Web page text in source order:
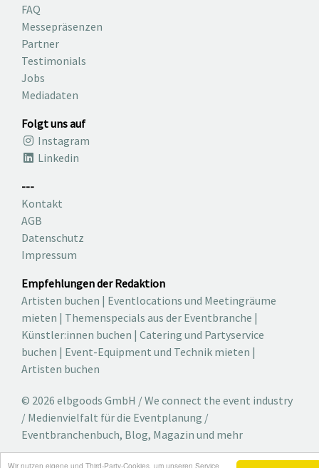
Wir nutzen eigene und Third-Party-Cookies, um unseren Service
FAQ
Messepräsenzen
Partner
Testimonials
Jobs
Mediadaten
Folgt uns auf
Instagram
Linkedin
---
Kontakt
AGB
Datenschutz
Impressum
Empfehlungen der Redaktion
Artisten buchen | Eventlocations und Meetingräume
mieten | Themenspecials aus der Eventbranche |
Künstler:innen buchen | Catering und Partyservice
buchen | Event-Equipment und Technik mieten |
Artisten buchen
© 2026 elbgoods GmbH / We connect the event industry
/ Medienvielfalt für die Eventplanung /
Eventbranchenbuch, Blog, Magazin und mehr